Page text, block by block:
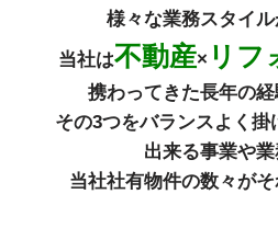
様々な業務スタイル
当社は不動産× リフ
携わってきた長年の経
その3つをバランスよく掛
出来る事業や業
当社社有物件の数々がそ